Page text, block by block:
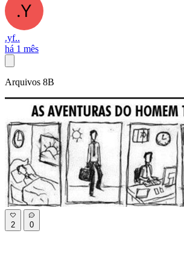
.yf..
há 1 mês
Arquivos 8B
2 0